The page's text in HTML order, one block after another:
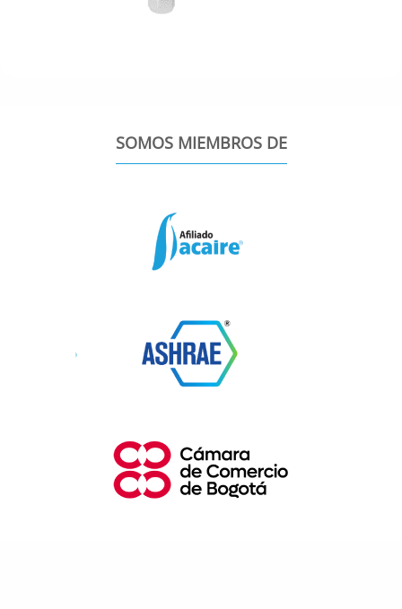
SOMOS MIEMBROS DE